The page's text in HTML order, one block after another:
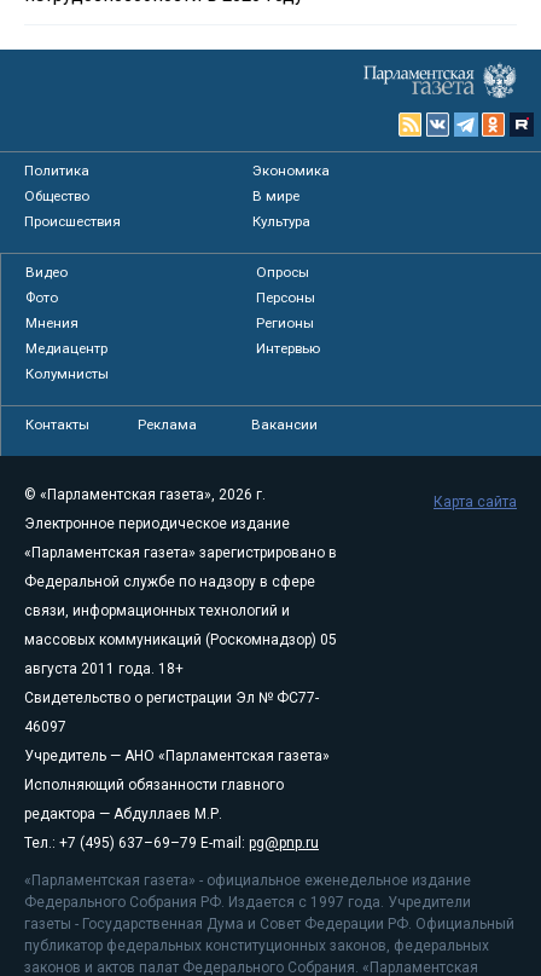
Политика
Экономика
Общество
В мире
Происшествия
Культура
Видео
Опросы
Фото
Персоны
Мнения
Регионы
Медиацентр
Интервью
Колумнисты
Контакты Реклама Вакансии
© «Парламентская газета», 2026 г.
Электронное периодическое издание
«Парламентская газета» зарегистрировано в
Федеральной службе по надзору в сфере
связи, информационных технологий и
массовых коммуникаций (Роскомнадзор) 05
августа 2011 года. 18+
Свидетельство о регистрации Эл № ФС77-
46097
Учредитель — АНО «Парламентская газета»
Исполняющий обязанности главного
редактора — Абдуллаев М.Р.
Тел.: +7 (495) 637–69–79 E-mail: pg@pnp.ru
«Парламентская газета» - официальное еженедельное издание
Федерального Собрания РФ. Издается с 1997 года. Учредители
газеты - Государственная Дума и Совет Федерации РФ. Официальный
публикатор федеральных конституционных законов, федеральных
законов и актов палат Федерального Собрания. «Парламентская
Карта сайта